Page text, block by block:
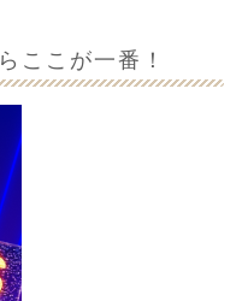
ここが一番！